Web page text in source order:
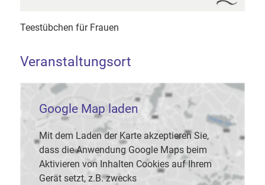
Teestübchen für Frauen
Veranstaltungsort
Google Map laden
Mit dem Laden der Karte akzeptieren Sie,
dass die Anwendung Google Maps beim
Aktivieren von Inhalten Cookies auf Ihrem
Gerät setzt, z.B. zwecks